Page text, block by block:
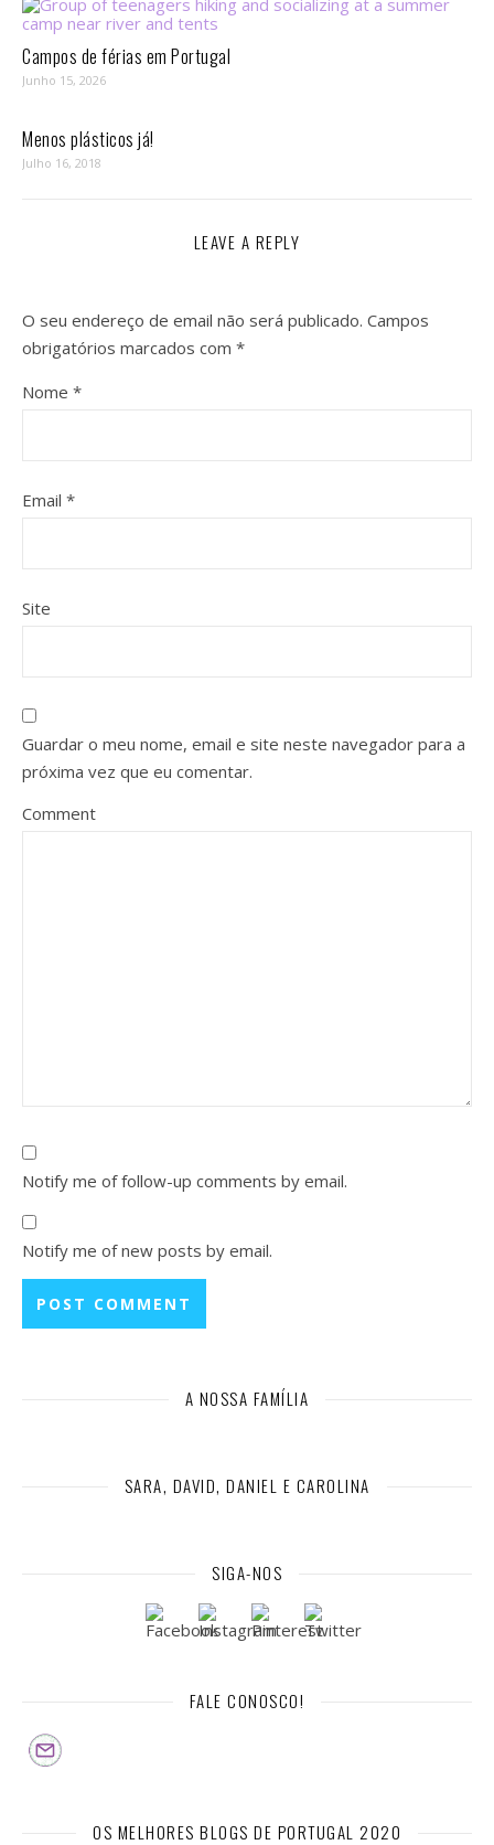
Campos de férias em Portugal
Junho 15, 2026
Menos plásticos já!
Julho 16, 2018
LEAVE A REPLY
O seu endereço de email não será publicado. Campos
obrigatórios marcados com *
Nome *
Email *
Site
Guardar o meu nome, email e site neste navegador para a
próxima vez que eu comentar.
Comment
Notify me of follow-up comments by email.
Notify me of new posts by email.
A NOSSA FAMÍLIA
SARA, DAVID, DANIEL E CAROLINA
SIGA-NOS
FALE CONOSCO!
OS MELHORES BLOGS DE PORTUGAL 2020